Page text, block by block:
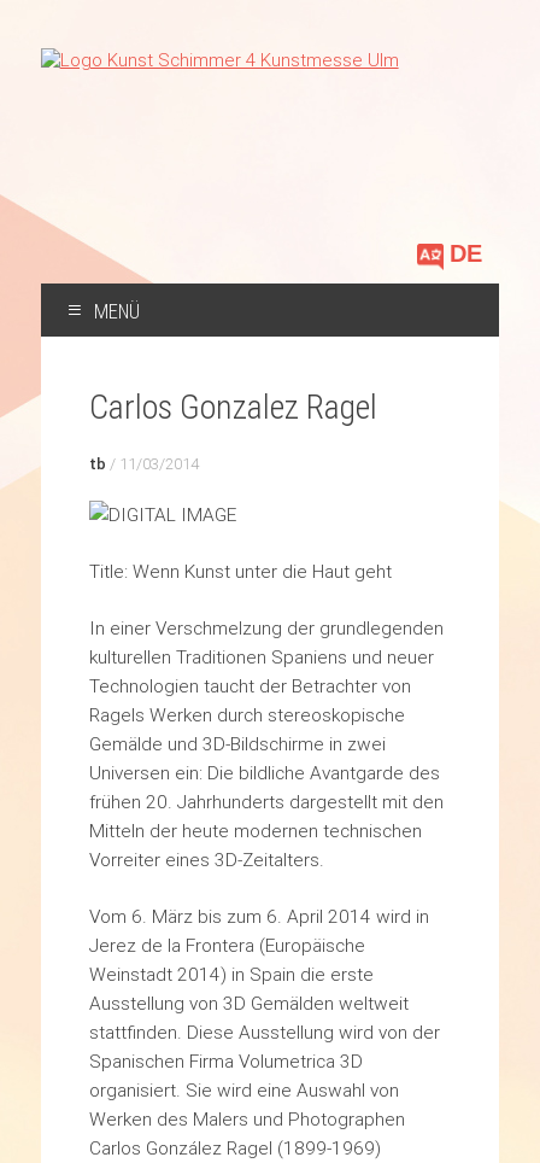
Sprache
auswählen
MENÜ
SPRINGEN
Carlos Gonzalez Ragel
tb / 11/03/2014
Title: Wenn Kunst unter die Haut geht
In einer Verschmelzung der grundlegenden
kulturellen Traditionen Spaniens und neuer
Technologien taucht der Betrachter von
Ragels Werken durch stereoskopische
Gemälde und 3D-Bildschirme in zwei
Universen ein: Die bildliche Avantgarde des
frühen 20. Jahrhunderts dargestellt mit den
Mitteln der heute modernen technischen
Vorreiter eines 3D-Zeitalters.
Vom 6. März bis zum 6. April 2014 wird in
Jerez de la Frontera (Europäische
Weinstadt 2014) in Spain die erste
Ausstellung von 3D Gemälden weltweit
stattfinden. Diese Ausstellung wird von der
Spanischen Firma Volumetrica 3D
organisiert. Sie wird eine Auswahl von
Werken des Malers und Photographen
Carlos González Ragel (1899-1969)